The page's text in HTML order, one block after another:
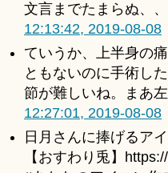
文言までたまらぬ、、
12:13:42, 2019-08-08
ていうか、上半身の
ともないのに手術し
節が難しいね。まあ
12:27:01, 2019-08-08
日月さんに捧げるア
【おすわり兎】